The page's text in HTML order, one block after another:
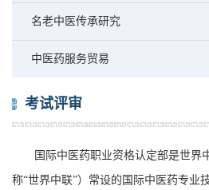
名老中医传承研究
中医药服务贸易
考试评审
国际中医药职业资格认定部是世界
称“世界中联”）常设的国际中医药专业